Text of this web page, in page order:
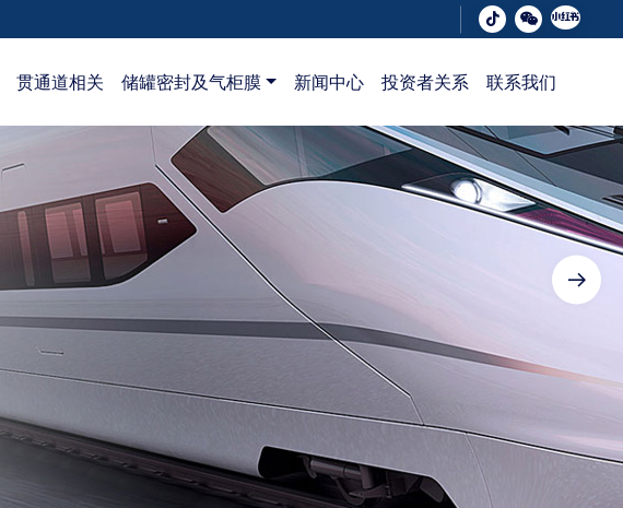
贯通道相关 储罐密封及气柜膜 新闻中心 投资者关系 联系我们